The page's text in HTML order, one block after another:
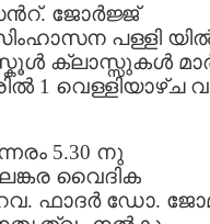
ജോര്‍ജ്ജ്
പള്ളി
ക്ലാസ്സുകള്‍
1 വെള്ളിയാഴ്ച
5.30 നു
വൈദിക
ഫാദര്‍ ഡോ.